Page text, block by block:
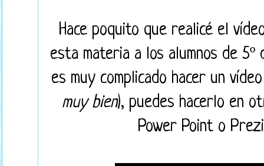
Hace poquito que realicé el
esta materia a los alumnos de
es muy complicado hacer un
muy bien), puedes hacerlo en
Power Point o